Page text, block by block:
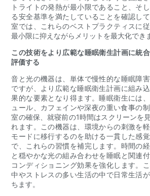
トライトの発熱が最小限であること、そ
る安全基準を満たしていることを確認し
室では、これらのベストプラクティスに
最小限に抑えながらメリットを最大化でき
この技術をより広範な睡眠衛生計画に統
評価する
音と光の機器は、単体で慢性的な睡眠障
ですが、より広範な睡眠衛生計画に組み
果的な要素となり得ます。睡眠衛生には
ュール、カフェインや深夜の重い食事の
室の確保、就寝前の1時間はスクリーンを
れます。この機器は、環境からの刺激を
モードに移行するのを助ける一貫した感
で、これらの習慣を補完します。時間の
と穏やかな光の組み合わせを睡眠と関連
コンディショニング効果を強化します。
中やストレスの多い生活の中で日常生活
ちます。